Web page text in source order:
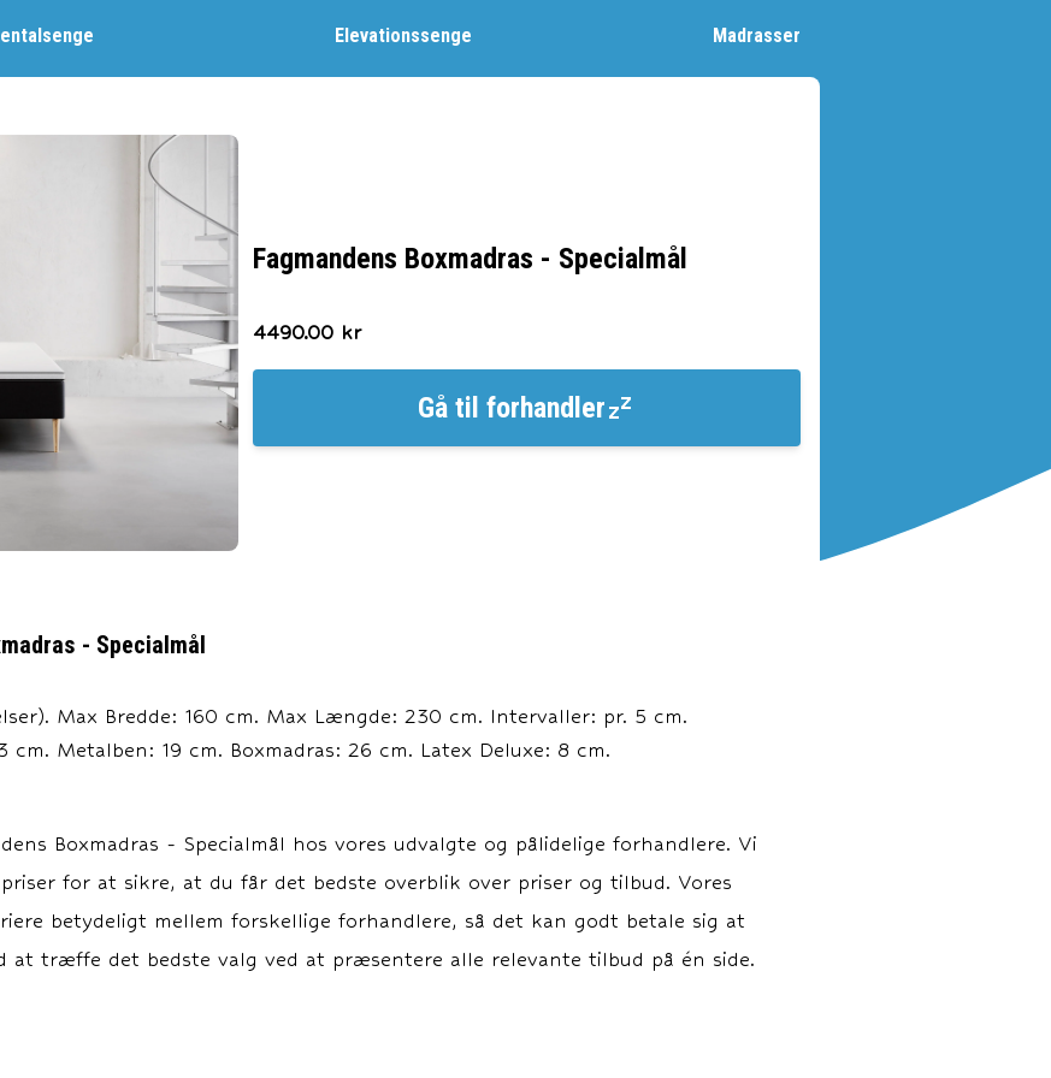
Elevationssenge Madrasser
Fagmandens Boxmadras - Specialmål
4490.00kr
Gå tilforhandler
- Specialmål
Max Bredde: 160 cm. Max Længde: 230 cm. Intervaller: pr. 5 cm.
Metalben: 19 cm. Boxmadras: 26 cm. Latex Deluxe: 8 cm.
Boxmadras - Specialmål hos vores udvalgte og pålidelige forhandlere. Vi
for at sikre, at du får det bedste overblik over priser og tilbud. Vores
betydeligt mellem forskellige forhandlere, så det kan godt betale sig at
at træffe det bedste valg ved at præsentere alle relevante tilbud på én side.